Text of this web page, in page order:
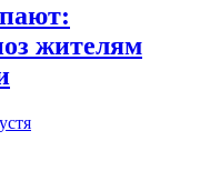
жителям